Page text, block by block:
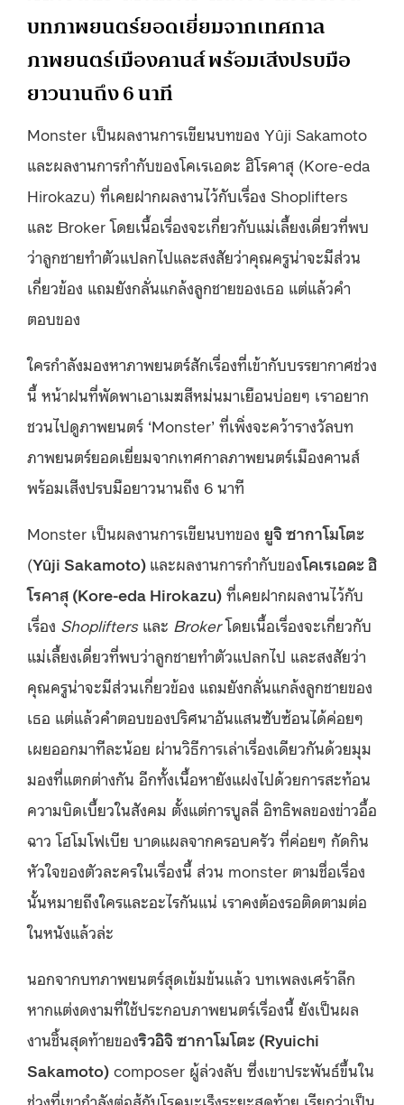
บทภาพยนตร์ยอดเยี่ยมจากเทศกาล
ภาพยนตร์เมืองคานส์ พร้อมเสีงปรบมือ
ยาวนานถึง 6 นาที
Monster เป็นผลงานการเขียนบทของ Yûji Sakamoto
และผลงานการกำกับของโคเรเอดะ ฮิโรคาสุ (Kore-eda
Hirokazu) ที่เคยฝากผลงานไว้กับเรื่อง Shoplifters
และ Broker โดยเนื้อเรื่องจะเกี่ยวกับแม่เลี้ยงเดี่ยวที่พบ
ว่าลูกชายทำตัวแปลกไปและสงสัยว่าคุณครูน่าจะมีส่วน
เกี่ยวข้อง แถมยังกลั่นแกล้งลูกชายของเธอ แต่แล้วคำ
ตอบของ
ใครกำลังมองหาภาพยนตร์สักเรื่องที่เข้ากับบรรยากาศช่วง
นี้ หน้าฝนที่พัดพาเอาเมฆสีหม่นมาเยือนบ่อยๆ เราอยาก
ชวนไปดูภาพยนตร์ ‘Monster’ ที่เพิ่งจะคว้ารางวัลบท
ภาพยนตร์ยอดเยี่ยมจากเทศกาลภาพยนตร์เมืองคานส์
พร้อมเสีงปรบมือยาวนานถึง 6 นาที
Monster เป็นผลงานการเขียนบทของ ยูจิ ซากาโมโตะ
(Yûji Sakamoto) และผลงานการกำกับของโคเรเอดะ ฮิ
โรคาสุ (Kore-eda Hirokazu) ที่เคยฝากผลงานไว้กับ
เรื่อง Shoplifters และ Brokerโดยเนื้อเรื่องจะเกี่ยวกับ
แม่เลี้ยงเดี่ยวที่พบว่าลูกชายทำตัวแปลกไป และสงสัยว่า
คุณครูน่าจะมีส่วนเกี่ยวข้อง แถมยังกลั่นแกล้งลูกชายของ
เธอ แต่แล้วคำตอบของปริศนาอันแสนซับซ้อนได้ค่อยๆ
เผยออกมาทีละน้อย ผ่านวิธีการเล่าเรื่องเดียวกันด้วยมุม
มองที่แตกต่างกัน อีกทั้งเนื้อหายังแฝงไปด้วยการสะท้อน
ความบิดเบี้ยวในสังคม ตั้งแต่การบูลลี่ อิทธิพลของข่าวอื้อ
ฉาว โฮโมโฟเบีย บาดแผลจากครอบครัว ที่ค่อยๆ กัดกิน
หัวใจของตัวละครในเรื่องนี้ ส่วน monster ตามชื่อเรื่อง
นั้นหมายถึงใครและอะไรกันแน่ เราคงต้องรอติดตามต่อ
ในหนังแล้วล่ะ
นอกจากบทภาพยนตร์สุดเข้มข้นแล้ว บทเพลงเศร้าลึก
หากแต่งดงามที่ใช้ประกอบภาพยนตร์เรื่องนี้ ยังเป็นผล
งานชิ้นสุดท้ายของริวอิจิ ซากาโมโตะ (Ryuichi
Sakamoto) composer ผู้ล่วงลับ ซึ่งเขาประพันธ์ขึ้นใน
ช่วงที่เขากำลังต่อสู้กับโรคมะเร็งระยะสุดท้าย เรียกว่าเป็น